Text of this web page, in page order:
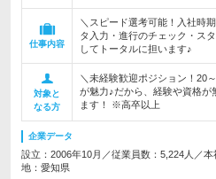
仕事内容
＼スピード選考可能！入社時
タ入力・進行のチェック・ス
してトータルに担います♪
対象と
なる方
＼未経験歓迎ポジション！20
が魅力♪だから、経験や資格が
ます！ ※高卒以上
企業データ
設立：2006年10月／従業員数：5,224人／本
地：愛知県